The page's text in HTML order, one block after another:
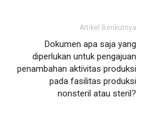
Artikel Berikutnya
Dokumen apa saja yang
diperlukan untuk pengajuan
penambahan aktivitas produksi
pada fasilitas produksi
nonsteril atau steril?